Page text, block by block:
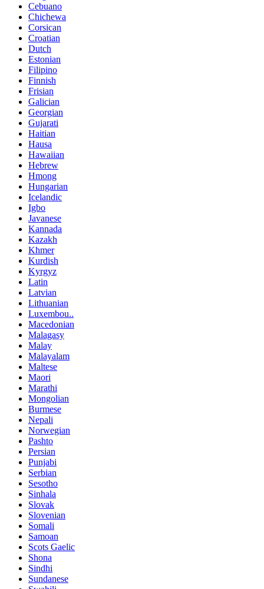
Cebuano
Chichewa
Corsican
Croatian
Dutch
Estonian
Filipino
Finnish
Frisian
Galician
Georgian
Gujarati
Haitian
Hausa
Hawaiian
Hebrew
Hmong
Hungarian
Icelandic
Igbo
Javanese
Kannada
Kazakh
Khmer
Kurdish
Kyrgyz
Latin
Latvian
Lithuanian
Luxembou..
Macedonian
Malagasy
Malay
Malayalam
Maltese
Maori
Marathi
Mongolian
Burmese
Nepali
Norwegian
Pashto
Persian
Punjabi
Serbian
Sesotho
Sinhala
Slovak
Slovenian
Somali
Samoan
Scots Gaelic
Shona
Sindhi
Sundanese